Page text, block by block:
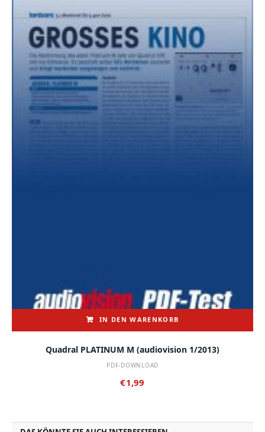
IN DEN WARENKORB
Quadral PLATINUM M (audiovision 1/2013)
PDF-DOWNLOAD
€1,99